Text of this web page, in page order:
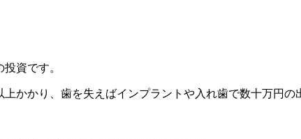
資です。
かかり、歯を失えばインプラントや入れ歯で数十万円の